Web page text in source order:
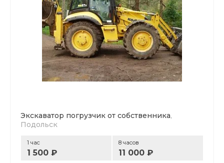
Экскаватор погрузчик от собственника,
Подольск
1 час
1 500 ₽
8 часов
11 000 ₽